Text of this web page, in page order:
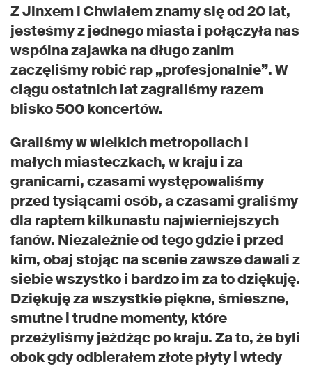
Z Jinxem i Chwiałem znamy się od 20 lat,
jesteśmy z jednego miasta i połączyła nas
wspólna zajawka na długo zanim
zaczęliśmy robić rap „profesjonalnie”. W
ciągu ostatnich lat zagraliśmy razem
blisko 500 koncertów.
Graliśmy w wielkich metropoliach i
małych miasteczkach, w kraju i za
granicami, czasami występowaliśmy
przed tysiącami osób, a czasami graliśmy
dla raptem kilkunastu najwierniejszych
fanów. Niezależnie od tego gdzie i przed
kim, obaj stojąc na scenie zawsze dawali z
siebie wszystko i bardzo im za to dziękuję.
Dziękuję za wszystkie piękne, śmieszne,
smutne i trudne momenty, które
przeżyliśmy jeżdżąc po kraju. Za to, że byli
obok gdy odbierałem złote płyty i wtedy